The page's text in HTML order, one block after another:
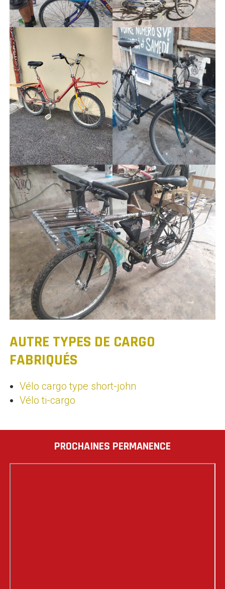
AUTRE TYPES DE CARGO
FABRIQUÉS
Vélo cargo type short-john
Vélo ti-cargo
PROCHAINES PERMANENCE